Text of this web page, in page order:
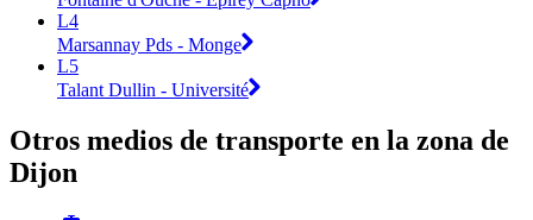
L4
Marsannay Pds - Monge
L5
Talant Dullin - Université
Otros medios de transporte en la zona de
Dijon